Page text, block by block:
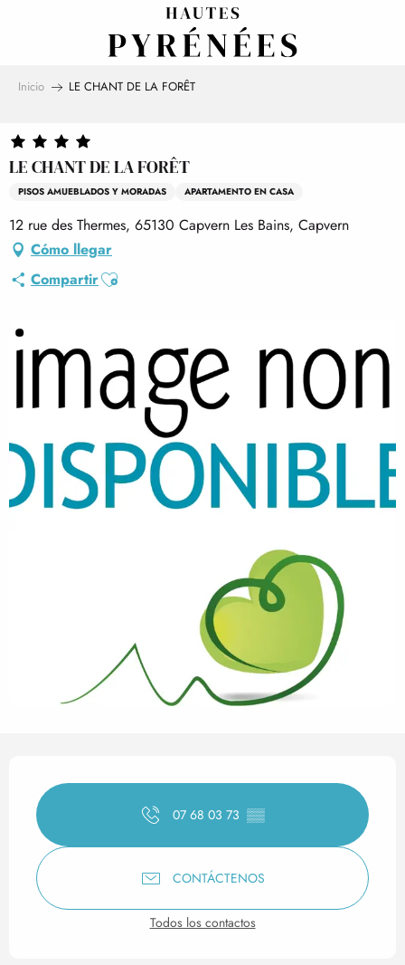
Inicio LE CHANT DE LA FORÊT
LE CHANT DE LA FORÊT
PISOS AMUEBLADOS Y MORADAS APARTAMENTO EN CASA
12 rue des Thermes, 65130 Capvern Les Bains, Capvern
Cómo llegar
CompartirAjouter aux favoris
Horarios y datos de
07 68 03 73 ▒▒
CONTÁCTENOS
Todos los contactos